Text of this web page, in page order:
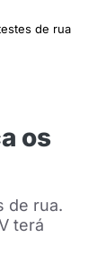
de rua
os
de rua.
terá